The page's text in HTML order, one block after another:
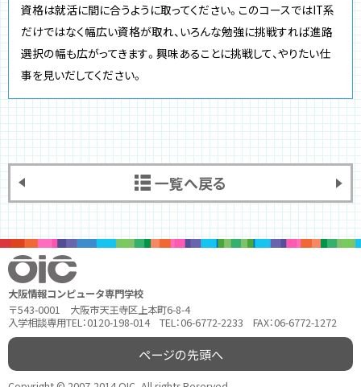
資格は就活に間に合うように取ってください。このコースではIT系
だけではなく幅広い資格が取れ、いろんな勉強に挑戦すれば進路
選択の幅も広がってきます。興味あることに挑戦して、やりたい仕
事を見いだしてください。
一覧へ戻る
大阪情報コンピュータ専門学校
〒543-0001 大阪市天王寺区上本町6-8-4
入学相談専用TEL：0120-198-014 TEL：06-6772-2233 FAX：06-6772-1272
ページの先頭へ